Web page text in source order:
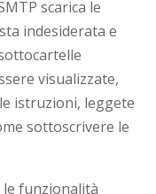
scarica le
indesiderata e
visualizzate,
istruzioni, leggete
sottoscrivere le
funzionalità